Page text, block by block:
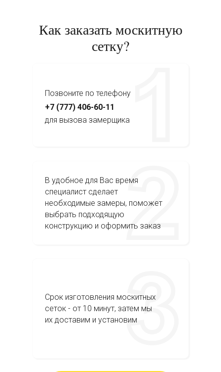
Как заказать москитную
сетку?
Позвоните по телефону
В удобное для Вас время
специалист сделает
необходимые замеры, поможет
выбрать подходящую
конструкцию и оформить заказ
Срок изготовления москитных
сеток - от 10 минут, затем мы
их доставим и установим
+7 (777) 406-60-11
для вызова замерщика